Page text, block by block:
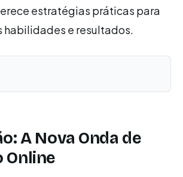
estratégias práticas para
habilidades e resultados.
A Nova Onda de
Online